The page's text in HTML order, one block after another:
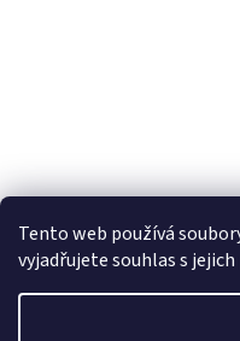
Tento web používá
vyjadřujete souhlas s